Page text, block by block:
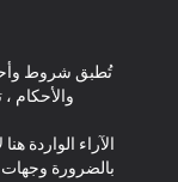
تُطبق شروط
والأحكام
الآراء الواردة
بالضرورة